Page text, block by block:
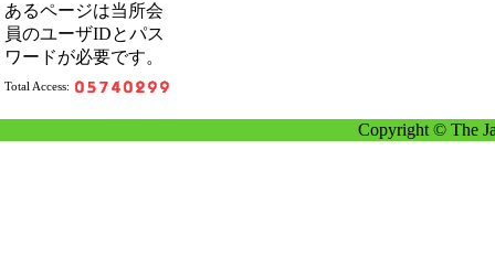
あるページは当所会
員のユーザIDとパス
ワードが必要です。
Total Access:
Copyright © The